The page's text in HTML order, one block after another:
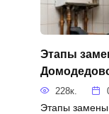
Этапы
228к.
Этапы замены